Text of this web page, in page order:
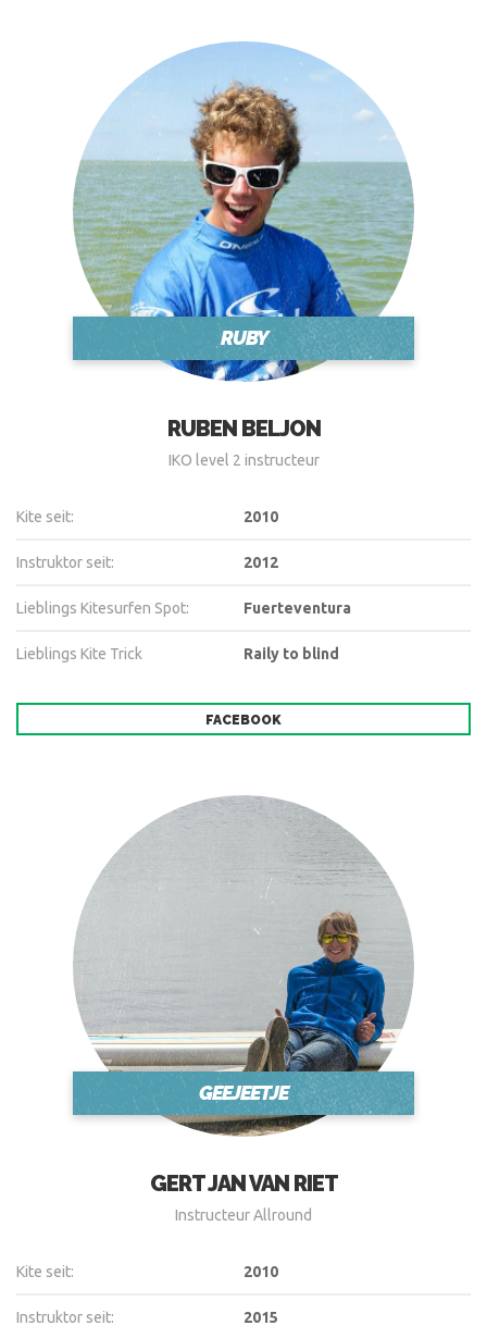
RUBY
RUBEN BELJON
IKO level 2 instructeur
Kite seit: 2010
Instruktor seit: 2012
Lieblings Kitesurfen Spot: Fuerteventura
Lieblings Kite Trick Raily to blind
FACEBOOK
GEEJEETJE
GERT JAN VAN RIET
Instructeur Allround
Kite seit: 2010
Instruktor seit: 2015